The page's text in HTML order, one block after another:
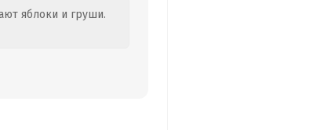
яблоки и груши.